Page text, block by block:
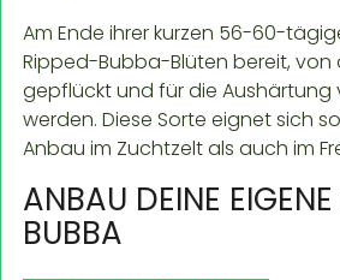
Am Ende ihrer kurzen 56-60-
Ripped-Bubba-Blüten bereit, von
gepflückt und für die Aushärtung
werden. Diese Sorte eignet sich
Anbau im Zuchtzelt als auch im
ANBAU DEINE EIGENE
BUBBA